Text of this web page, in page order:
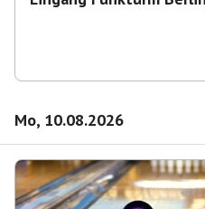
Mo, 10.08.2026